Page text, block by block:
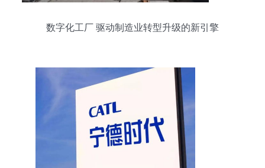
数字化工厂 驱动制造业转型升级的新引擎